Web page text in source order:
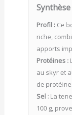
Profil :Ce
riche,
apports
Protéines :
au skyr et
de
Sel :La
100 g,